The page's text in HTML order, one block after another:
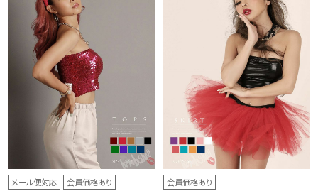
メール便対応 会員価格あり 会員価格あり